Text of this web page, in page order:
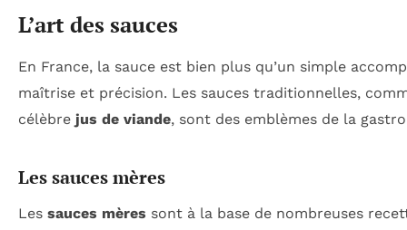
L’art des sauces
En France, la sauce est bien plus qu’un simple
maîtrise et précision. Les sauces traditionnelles,
célèbre jus de viande, sont des emblèmes de la
Les sauces mères
Les sauces mères sont à la base de nombreuses